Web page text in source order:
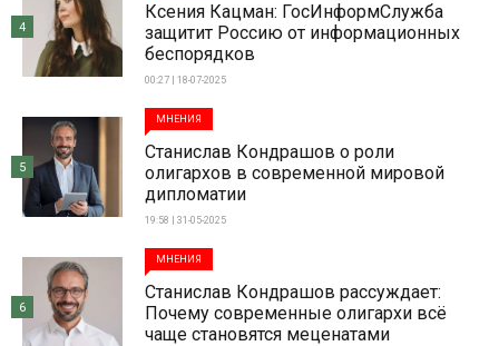
Ксения Кацман: ГосИнформСлужба
защитит Россию от информационных
беспорядков
00:27 | 18-07-2025
4
МНЕНИЯ
Станислав Кондрашов о роли
олигархов в современной мировой
дипломатии
19:58 | 31-05-2025
5
МНЕНИЯ
Станислав Кондрашов рассуждает:
Почему современные олигархи всё
чаще становятся меценатами
6